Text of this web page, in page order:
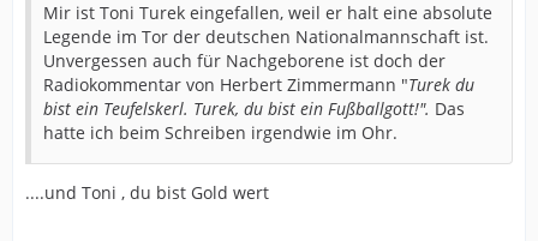
Mir ist Toni Turek eingefallen, weil er halt eine absolute
Legende im Tor der deutschen Nationalmannschaft ist.
Unvergessen auch für Nachgeborene ist doch der
Radiokommentar von Herbert Zimmermann "Turek du
bist ein Teufelskerl. Turek, du bist ein Fußballgott!". Das
hatte ich beim Schreiben irgendwie im Ohr.
....und Toni , du bist Gold wert